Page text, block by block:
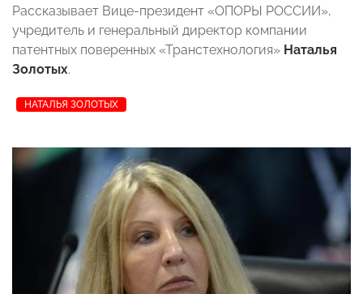
Рассказывает Вице-президент «ОПОРЫ РОССИИ»,
учредитель и генеральный директор компании
патентных поверенных «Транстехнология» Наталья
Золотых.
НАТАЛЬЯ ЗОЛОТЫХ